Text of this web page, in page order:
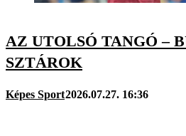
AZ UTOLSÓ TANGÓ –
SZTÁROK
Képes Sport2026.07.27. 16:36